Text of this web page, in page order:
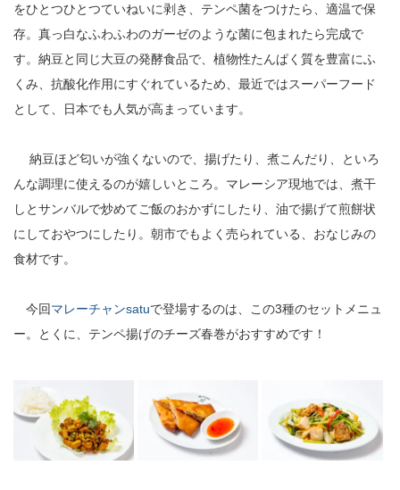
をひとつひとつていねいに剥き、テンペ菌をつけたら、適温で保
存。真っ白なふわふわのガーゼのような菌に包まれたら完成で
す。納豆と同じ大豆の発酵食品で、植物性たんぱく質を豊富にふ
くみ、抗酸化作用にすぐれているため、最近ではスーパーフード
として、日本でも人気が高まっています。
納豆ほど匂いが強くないので、揚げたり、煮こんだり、といろ
んな調理に使えるのが嬉しいところ。マレーシア現地では、煮干
しとサンバルで炒めてご飯のおかずにしたり、油で揚げて煎餅状
にしておやつにしたり。朝市でもよく売られている、おなじみの
食材です。
今回マレーチャンsatuで登場するのは、この3種のセットメニュ
ー。とくに、テンペ揚げのチーズ春巻がおすすめです！